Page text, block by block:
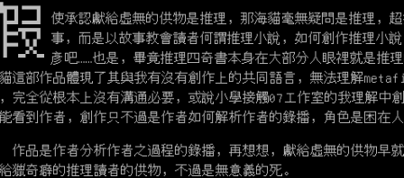
使承認獻給虛無的供物是推理，那海貓毫無疑問是推理，
事，而是以故事教會讀者何謂推理小說，如何創作推理小
彥吧……也是，畢竟推理四奇書本身在大部分人眼裡就是推
這部作品體現了其與我有沒有創作上的共同語言，無法理解
完全從根本上沒有溝通必要，或說小學接觸07工作室的我理解中
看到作者，創作只不過是作者如何解析作者的錄播，角色是困在
是作者分析作者之過程的錄播，再想想，獻給虛無的供物早就
獵奇癖的推理讀者的供物，不過是無意義的死。